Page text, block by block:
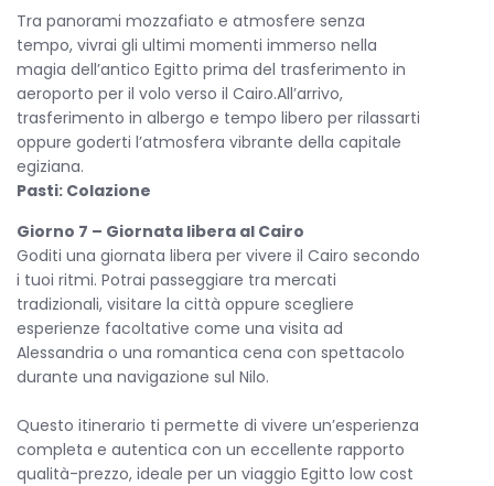
Tra panorami mozzafiato e atmosfere senza
tempo, vivrai gli ultimi momenti immerso nella
magia dell’antico Egitto prima del trasferimento in
aeroporto per il volo verso il Cairo.All’arrivo,
trasferimento in albergo e tempo libero per rilassarti
oppure goderti l’atmosfera vibrante della capitale
egiziana.
Pasti: Colazione
Giorno 7 – Giornata libera al Cairo
Goditi una giornata libera per vivere il Cairo secondo
i tuoi ritmi. Potrai passeggiare tra mercati
tradizionali, visitare la città oppure scegliere
esperienze facoltative come una visita ad
Alessandria o una romantica cena con spettacolo
durante una navigazione sul Nilo.
Questo itinerario ti permette di vivere un’esperienza
completa e autentica con un eccellente rapporto
qualità-prezzo, ideale per un viaggio Egitto low cost